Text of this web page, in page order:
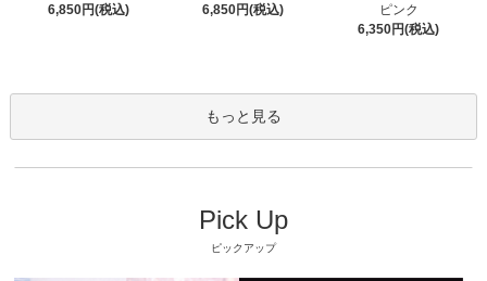
6,850円(税込)
6,850円(税込)
ピンク
6,350円(税込)
もっと見る
Pick Up
ピックアップ